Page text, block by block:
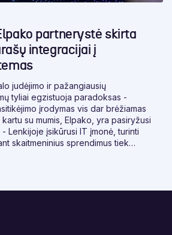
partnerystė skirta
integracijai į
judėjimo ir pažangiausių
tyliai egzistuoja paradoksas -
įrodymas vis dar brėžiamas
su mumis, Elpako, yra pasiryžusi
Lenkijoje įsikūrusi IT įmonė, turinti
skaitmeninius sprendimus tiek